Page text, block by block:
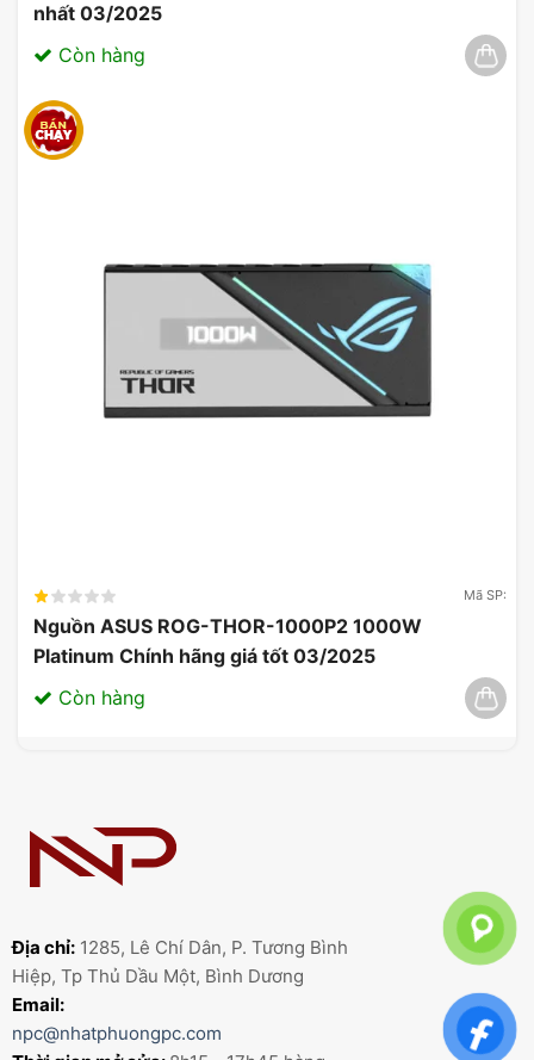
nhất 03/2025
Còn hàng
Mã SP:
Nguồn ASUS ROG-THOR-1000P2 1000W
Platinum Chính hãng giá tốt 03/2025
Còn hàng
Địa chỉ: 1285, Lê Chí Dân, P. Tương Bình
Hiệp, Tp Thủ Dầu Một, Bình Dương
Email:
npc@nhatphuongpc.com